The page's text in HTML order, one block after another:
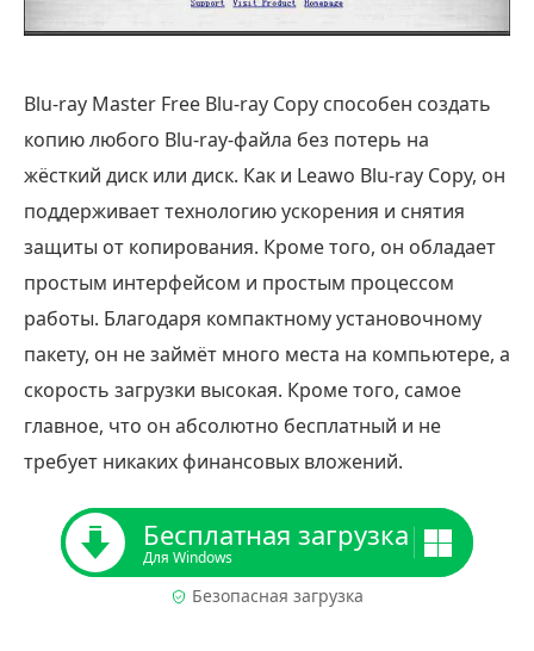
Blu-ray Master Free Blu-ray Copy способен создать
копию любого Blu-ray-файла без потерь на
жёсткий диск или диск. Как и Leawo Blu-ray Copy, он
поддерживает технологию ускорения и снятия
защиты от копирования. Кроме того, он обладает
простым интерфейсом и простым процессом
работы. Благодаря компактному установочному
пакету, он не займёт много места на компьютере, а
скорость загрузки высокая. Кроме того, самое
главное, что он абсолютно бесплатный и не
требует никаких финансовых вложений.
Бесплатная загрузка
Для Windows
Безопасная загрузка